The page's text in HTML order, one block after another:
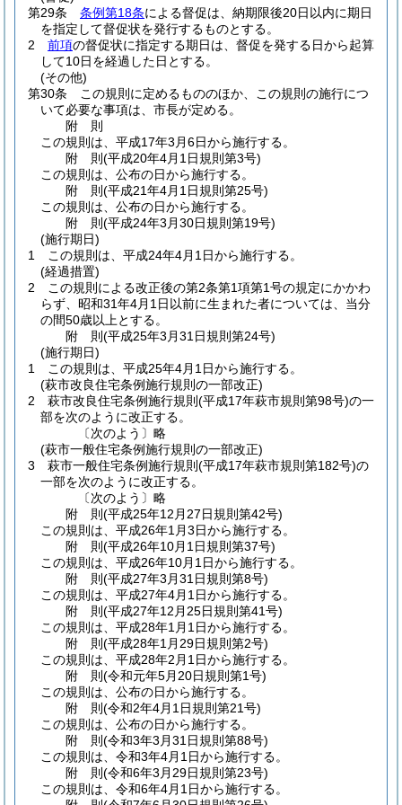
第29条
条例第18条による督促は、納期限後20日以内に期日
を指定して督促状を発行するものとする。
2
前項の督促状に指定する期日は、督促を発する日から起算
して10日を経過した日とする。
(その他)
第30条
この規則に定めるもののほか、この規則の施行につ
いて必要な事項は、市長が定める。
附 則
この規則は、平成17年3月6日から施行する。
附 則(平成20年4月1日規則第3号)
この規則は、公布の日から施行する。
附 則(平成21年4月1日規則第25号)
この規則は、公布の日から施行する。
附 則(平成24年3月30日規則第19号)
(施行期日)
1
この規則は、平成24年4月1日から施行する。
(経過措置)
2
この規則による改正後の第2条第1項第1号の規定にかかわ
らず、昭和31年4月1日以前に生まれた者については、当分
の間50歳以上とする。
附 則(平成25年3月31日規則第24号)
(施行期日)
1
この規則は、平成25年4月1日から施行する。
(萩市改良住宅条例施行規則の一部改正)
2
萩市改良住宅条例施行規則 (平成17年萩市規則第98号)の一
部を次のように改正する。
〔次のよう〕略
(萩市一般住宅条例施行規則の一部改正)
3
萩市一般住宅条例施行規則 (平成17年萩市規則第182号)の
一部を次のように改正する。
〔次のよう〕略
附 則(平成25年12月27日規則第42号)
この規則は、平成26年1月3日から施行する。
附 則(平成26年10月1日規則第37号)
この規則は、平成26年10月1日から施行する。
附 則(平成27年3月31日規則第8号)
この規則は、平成27年4月1日から施行する。
附 則(平成27年12月25日規則第41号)
この規則は、平成28年1月1日から施行する。
附 則(平成28年1月29日規則第2号)
この規則は、平成28年2月1日から施行する。
附 則(令和元年5月20日規則第1号)
この規則は、公布の日から施行する。
附 則(令和2年4月1日規則第21号)
この規則は、公布の日から施行する。
附 則(令和3年3月31日規則第88号)
この規則は、令和3年4月1日から施行する。
附 則(令和6年3月29日規則第23号)
この規則は、令和6年4月1日から施行する。